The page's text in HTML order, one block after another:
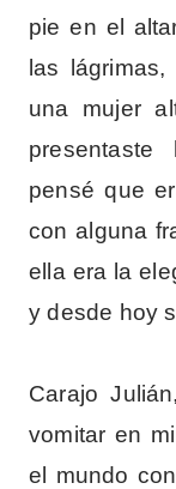
pie en el
las
una mujer
pensé que
con alguna
ella era la
y desde hoy
Carajo
vomitar en
el mundo